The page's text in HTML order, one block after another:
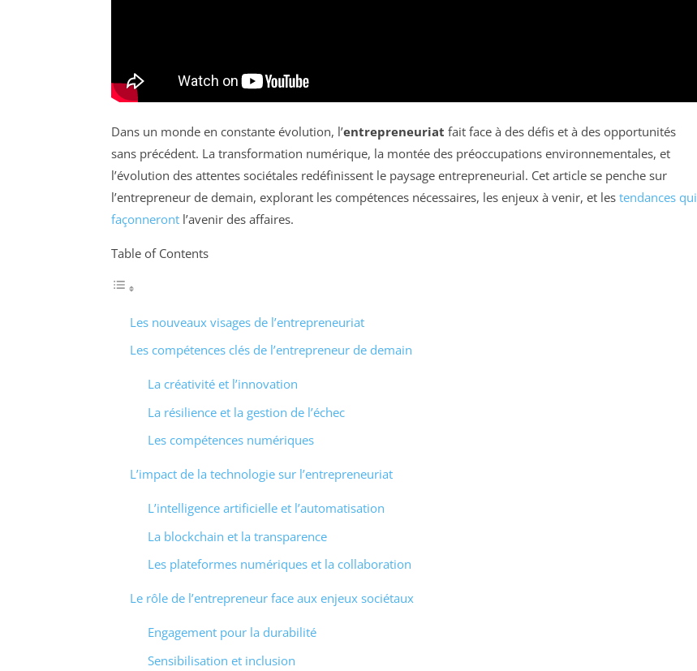
Dans un monde en constante évolution, l’entrepreneuriat fait face à des défis et à des opportunités
sans précédent. La transformation numérique, la montée des préoccupations environnementales, et
l’évolution des attentes sociétales redéfinissent le paysage entrepreneurial. Cet article se penche sur
l’entrepreneur de demain, explorant les compétences nécessaires, les enjeux à venir, et les tendances qui
façonneront l’avenir des affaires.
Table of Contents
Les nouveaux visages de l’entrepreneuriat
Les compétences clés de l’entrepreneur de demain
La créativité et l’innovation
La résilience et la gestion de l’échec
Les compétences numériques
L’impact de la technologie sur l’entrepreneuriat
L’intelligence artificielle et l’automatisation
La blockchain et la transparence
Les plateformes numériques et la collaboration
Le rôle de l’entrepreneur face aux enjeux sociétaux
Engagement pour la durabilité
Sensibilisation et inclusion